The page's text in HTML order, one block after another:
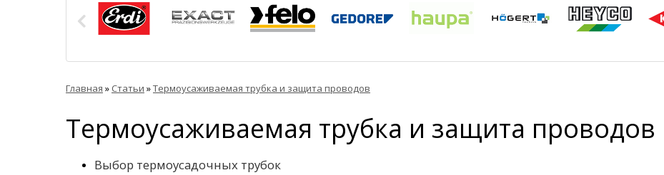
Главная » Статьи »Термоусаживаемая трубка и защита проводов
Термоусаживаемая трубка и защита проводов
Выбор термоусадочных трубок